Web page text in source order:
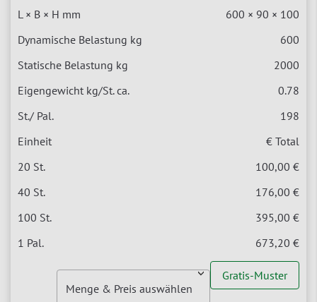
600 × 90 × 100
600
2000
0.78
198
€ Total
100,00 €
176,00 €
395,00 €
673,20 €
Gratis-Muster